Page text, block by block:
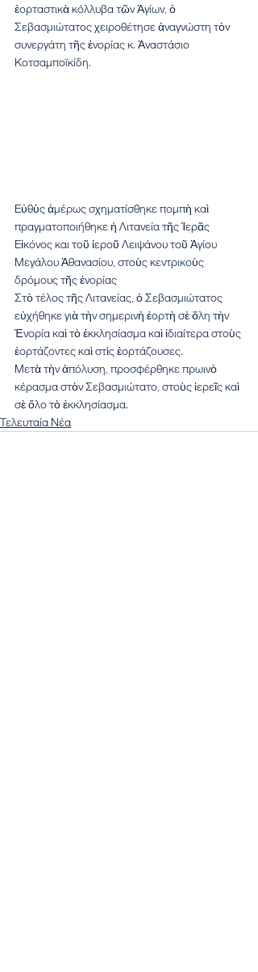
ἑορταστικὰ κόλλυβα τῶν Ἁγίων, ὁ
Σεβασμιώτατος χειροθέτησε ἀναγνώστη τὸν
συνεργάτη τῆς ἐνορίας κ. Ἀναστάσιο
Κοτσαμποϊκίδη.
Εὐθὺς ἀμέρως σχηματίσθηκε πομπὴ καὶ
πραγματοποιήθηκε ἡ Λιτανεία τῆς Ἱερᾶς
Εἰκόνος και τοῦ ἱεροῦ Λειψάνου τοῦ Ἁγίου
Μεγάλου Ἀθανασίου, στοὺς κεντρικοὺς
δρόμους τῆς ἐνορίας
Στὸ τέλος τῆς Λιτανείας, ὁ Σεβασμιώτατος
εὐχήθηκε γιὰ τὴν σημερινὴ ἑορτὴ σὲ ὅλη τὴν
Ἐνορία καὶ τὸ ἐκκλησίασμα καὶ ἰδιαίτερα στοὺς
ἑορτάζοντες καὶ στὶς ἑορτάζουσες.
Μετὰ τὴν ἀπόλυση, προσφέρθηκε πρωινὸ
κέρασμα στὸν Σεβασμιώτατο, στοὺς ἱερεῖς καὶ
σὲ ὅλο τὸ ἐκκλησίασμα.
Τελευταία Νέα